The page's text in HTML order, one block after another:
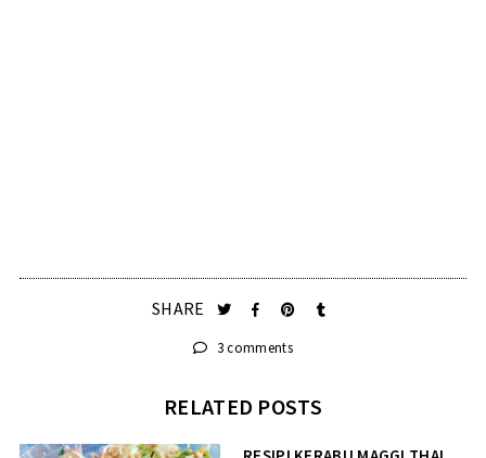
SHARE
3 comments
RELATED POSTS